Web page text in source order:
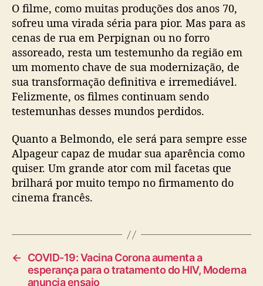
O filme, como muitas produções dos anos 70,
sofreu uma virada séria para pior. Mas para as
cenas de rua em Perpignan ou no forro
assoreado, resta um testemunho da região em
um momento chave de sua modernização, de
sua transformação definitiva e irremediável.
Felizmente, os filmes continuam sendo
testemunhas desses mundos perdidos.
Quanto a Belmondo, ele será para sempre esse
Alpageur capaz de mudar sua aparência como
quiser. Um grande ator com mil facetas que
brilhará por muito tempo no firmamento do
cinema francês.
←
COVID-19: Vacina Corona aumenta a
esperança para o tratamento do HIV, Moderna
anuncia ensaio